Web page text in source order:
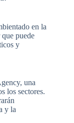
en la
puede
y
una
los sectores.
y la